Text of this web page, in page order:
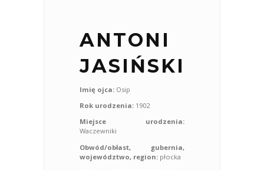
ANTONI
JASIŃSKI
Imię ojca: Osip
Rok urodzenia: 1902
Miejsce urodzenia:
Waczewniki
Obwód/obłast, gubernia,
województwo, region: płocka